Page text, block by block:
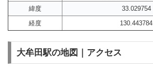
緯度
33.029754
経度
130.443784
大牟田駅の地図｜アクセス